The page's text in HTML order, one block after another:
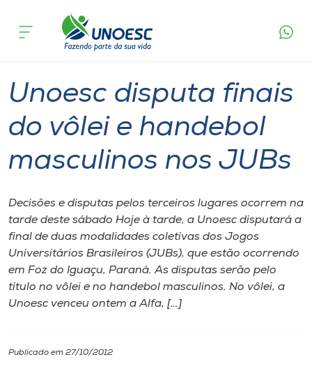
Cursos
Pesquisa
Atendimento ao Estudante
Portal de Ensino
A
Internacionalização
acontece
Unoesc disputa finais
do vôlei e handebol
masculinos nos JUBs
Decisões e disputas pelos terceiros lugares ocorrem na
tarde deste sábado Hoje à tarde, a Unoesc disputará a
final de duas modalidades coletivas dos Jogos
Universitários Brasileiros (JUBs), que estão ocorrendo
em Foz do Iguaçu, Paraná. As disputas serão pelo
título no vôlei e no handebol masculinos. No vôlei, a
Unoesc venceu ontem a Alfa, […]
Publicado em 27/10/2012